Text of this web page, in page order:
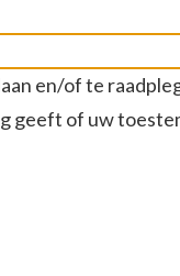
en/of te
geeft of uw